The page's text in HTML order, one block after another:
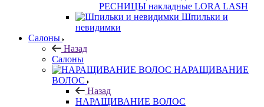
РЕСНИЦЫ накладные LORA LASH
Шпильки и
невидимки
Салоны
Назад
Салоны
НАРАЩИВАНИЕ
ВОЛОС
Назад
НАРАЩИВАНИЕ ВОЛОС